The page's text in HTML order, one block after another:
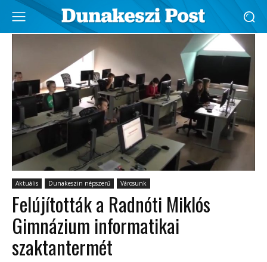
Aktuális Dunakeszin népszerű Városunk
Felújították a Radnóti Miklós
Gimnázium informatikai
szaktantermét